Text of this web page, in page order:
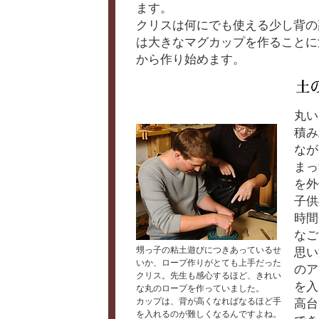
ます。
クリスは何にでも使える少し背
は大きなマグカップを作ること
から作り始めます。
甥っ子の粘土遊びにつきあっているせ
いか、ロープ作りがとても上手だった
クリス。先生も感心するほど、きれい
な丸のロープを作っていました。
カップは、背が高くなればなるほど手
を入れるのが難しくなるんですよね。
丸
積
な
ま
を
子
時
な
思
の
を
高